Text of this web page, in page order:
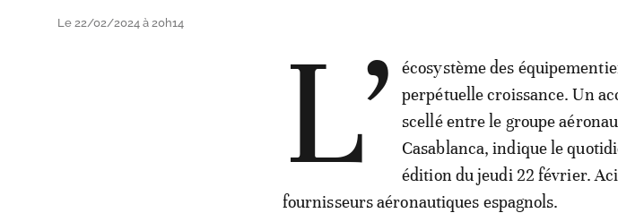
Le 22/02/2024 à 20h14 L’
écosystème des
perpétuelle croissance. Un
scellé entre le groupe
Casablanca, indique le
édition du jeudi 22 février.
fournisseurs aéronautiques espagnols.